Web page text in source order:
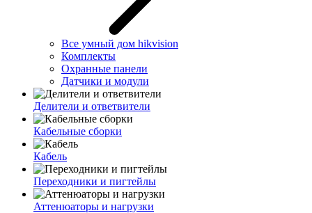
Все умный дом hikvision
Комплекты
Охранные панели
Датчики и модули
Делители и ответвители
Кабельные сборки
Кабель
Переходники и пигтейлы
Аттенюаторы и нагрузки